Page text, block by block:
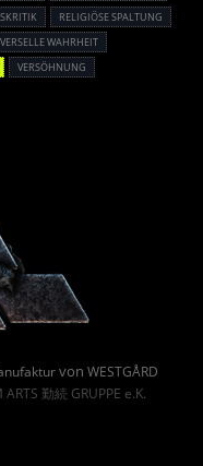
RELIGIÖSE SPALTUNG
WAHRHEIT
VERSÖHNUNG
von WESTGÅRD
勤続 GRUPPE e.K.